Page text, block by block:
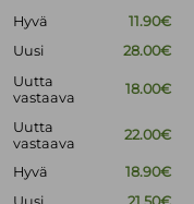
Hyvä
11.90€
Uusi
28.00€
Uutta
vastaava
18.00€
Uutta
vastaava
22.00€
Hyvä
18.90€